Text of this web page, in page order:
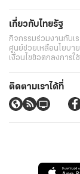
เกี่ยวกับไทยรัฐ
กิจกรรมร่วมงานกับเ
ศูนย์ช่วยเหลือนโยบา
เงื่อนไขข้อตกลงการใ
ติดตามเราได้ที่